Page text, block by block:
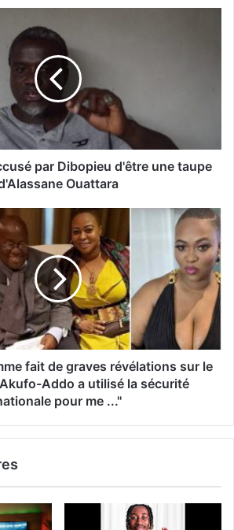
par Dibopieu d'être une taupe
Ouattara
fait de graves révélations sur le
Addo a utilisé la sécurité
pour me ...''